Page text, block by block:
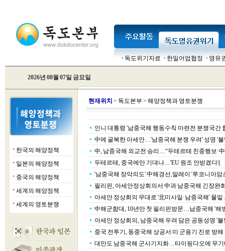
독도위기자료 한일어업협정 영유
2026년 08월 07일 금요일
■ 한국의 해양정책
■ 일본의 해양정책
■ 중국의 해양정책
■ 세계의 해양정책
■ 세계의 영토분쟁
현재위치 > 독도본부 > 해양정책과 영토분쟁
인니 대통령 '남중국해 행동수칙 마련전 분쟁국간
中에 굴복한 아세안…'남중국해 분쟁 우려' 성명 '불
中, 남중국해 외교전 승리…“두테르테 친중행보·
두테르테, 중국에만 기대나…'EU 원조 안받겠다'(
'남중국해 장악의도' 中해경선,말레이 '루코니아암
필리핀, 아세안정상회의서 中과 남중국해 긴장완
아세안 정상회의 무대로 '北미사일·남중국해' 물밑
中해군함대, 10년만 첫 필리핀방문…남중국해 '해
아세안 정상회의, 남중국해 우려 담은 공동성명 '불
중국 전투기, 동중국해 상공서 미 군용기 진로 방해
대만도 남중국해 군사기지화…타이핑다오에 무기